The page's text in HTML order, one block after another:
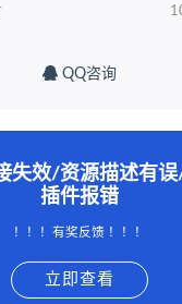
QQ咨询
失效/资源描述有
插件报错
！！！有奖反馈 ！！！
立即查看